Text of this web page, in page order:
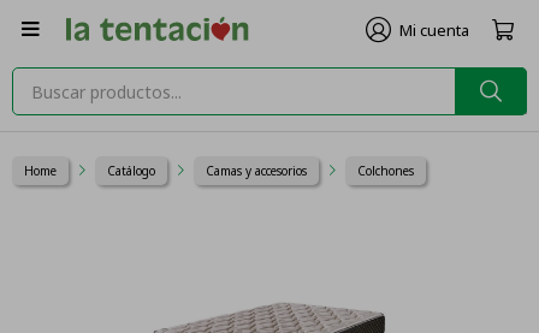

Home Catálogo Camas y accesorios Colchones